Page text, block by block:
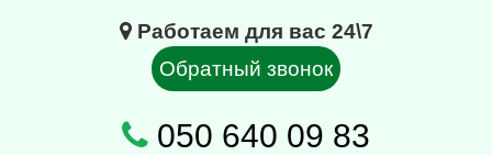
Работаем для вас 24\7
Обратный звонок
050 640 09 83